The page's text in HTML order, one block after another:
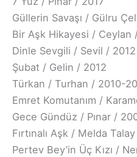
Güllerin Savaşı / Gülru
Bir Aşk Hikayesi / Ceylan
Dinle Sevgili / Sevil / 2012
Şubat / Gelin / 2012
Türkan / Turhan / 2010-
Emret Komutanım /
Gece Gündüz / Pınar /
Fırtınalı Aşk / Melda
Pertev Bey’in Üç Kızı /